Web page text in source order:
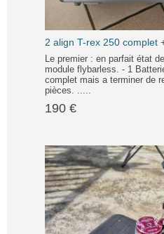
2 align T-rex 250 complet
Le premier : en parfait état
module flybarless. - 1
complet mais a terminer de
pièces. .....
190 €